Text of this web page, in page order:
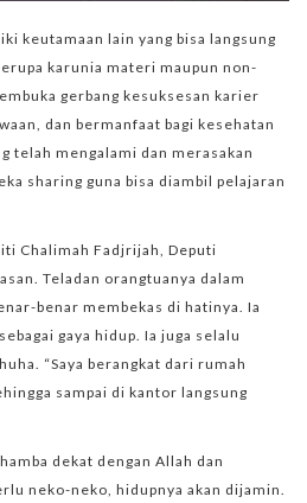
keutamaan lain yang bisa langsung
karunia materi maupun non-
gerbang kesuksesan karier
dan bermanfaat bagi kesehatan
telah mengalami dan merasakan
sharing guna bisa diambil pelajaran
Chalimah Fadjrijah, Deputi
Teladan orangtuanya dalam
benar membekas di hatinya. Ia
gaya hidup. Ia juga selalu
“Saya berangkat dari rumah
sampai di kantor langsung
dekat dengan Allah dan
neko-neko, hidupnya akan dijamin.